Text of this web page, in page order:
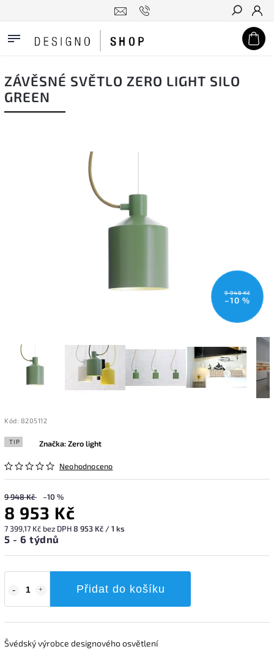
Hledat
ZÁVĚSNÉ SVĚTLO ZERO LIGHT SILO
GREEN
9 948 Kč
–10 %
Kód: 8205112
TIP
Neohodnoceno
Značka:Zero light
9 948 Kč –10 %
8 953 Kč
7 399,17 Kč bez DPH8 953 Kč / 1 ks
5 - 6 týdnů
Přidat do košíku
Švédský výrobce designového osvětlení